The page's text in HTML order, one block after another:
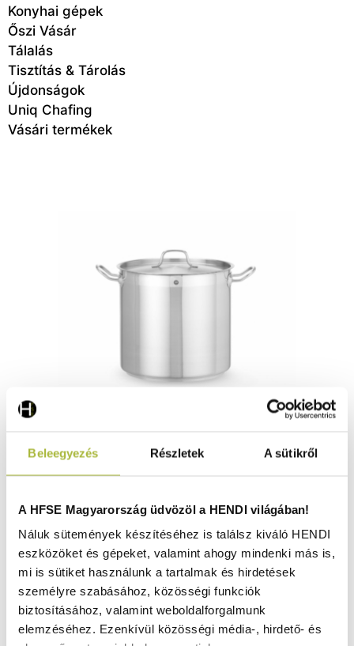
Beleegyezés Részletek A sütikről
A HFSE Magyarország üdvözöl a HENDI világában!
Náluk sütemények készítéséhez is találsz kiváló HENDI
eszközöket és gépeket, valamint ahogy mindenki más is,
mi is sütiket használunk a tartalmak és hirdetések
személyre szabásához, közösségi funkciók
biztosításához, valamint weboldalforgalmunk
elemzéséhez. Ezenkívül közösségi média-, hirdető- és
Konyhai gépek
Őszi Vásár
Tálalás
Tisztítás & Tárolás
Újdonságok
Uniq Chafing
Vásári termékek
mm - HENDI 832509
30.730Ft
(24.197Ft+ ÁFA)
KOSÁRBA